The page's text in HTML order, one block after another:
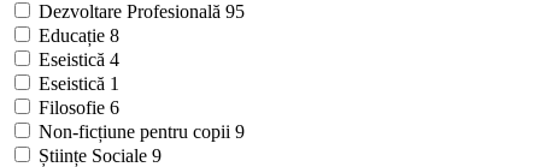
Dezvoltare Profesională 95
Educație 8
Eseistică 4
Eseistică 1
Filosofie 6
Non-ficțiune pentru copii 9
Științe Sociale 9